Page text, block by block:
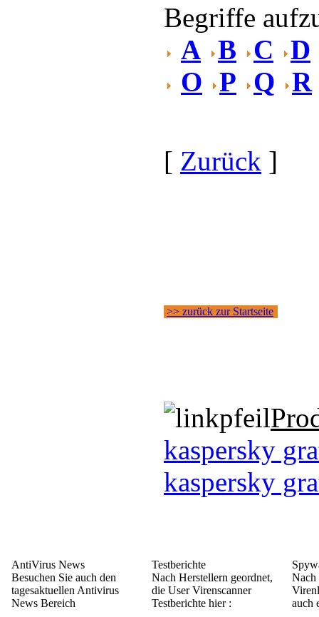
Begriffe
A B C
D
O P Q R
[ Zurück ]
>> zurück zur Startseite
kaspersky
kaspersky
AntiVirus News
Besuchen Sie auch den
tagesaktuellen Antivirus
News Bereich
Testberichte
Nach Herstellern geordnet,
die User Virenscanner
Testberichte hier :
Nach
auch